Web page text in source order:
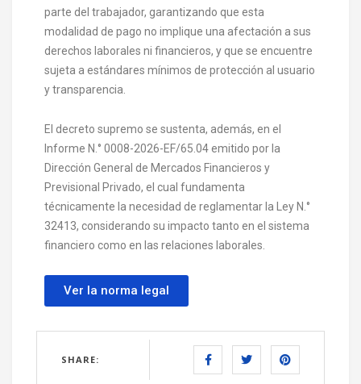
parte del trabajador, garantizando que esta
modalidad de pago no implique una afectación a sus
derechos laborales ni financieros, y que se encuentre
sujeta a estándares mínimos de protección al usuario
y transparencia.
El decreto supremo se sustenta, además, en el
Informe N.° 0008-2026-EF/65.04 emitido por la
Dirección General de Mercados Financieros y
Previsional Privado, el cual fundamenta
técnicamente la necesidad de reglamentar la Ley N.°
32413, considerando su impacto tanto en el sistema
financiero como en las relaciones laborales.
Ver la norma legal
SHARE: